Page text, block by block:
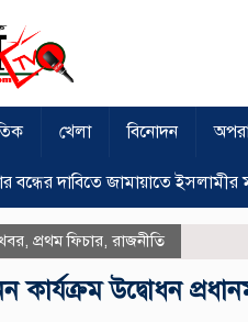
খেলা বিনোদন
বন্ধের দাবিতে জামায়াতে ইসলামীর
প্রথম ফিচার রাজনীতি
উদ্বোধন